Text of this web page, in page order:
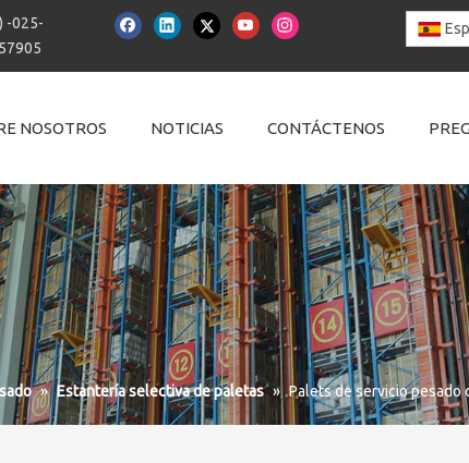
-025-
NOSOTROS NOTICIAS CONTÁCTENOS
» Estantería selectiva de paletas » Palets de servicio pesado